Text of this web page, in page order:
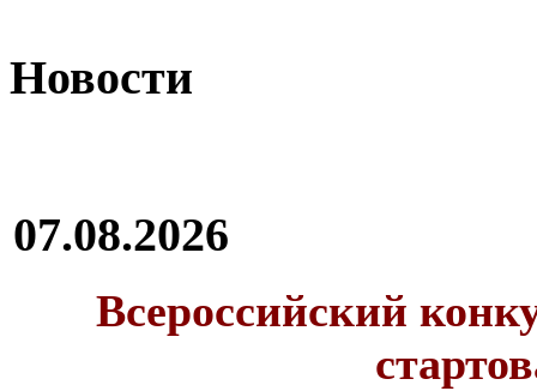
Новости
07.08.2026
Всероссийский